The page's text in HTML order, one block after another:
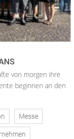
von morgen ihre
beginnen an den
Messe